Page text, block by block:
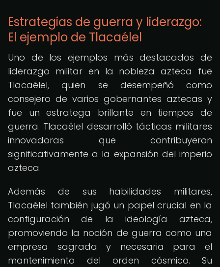
Estrategias de guerra y liderazgo:
El ejemplo de Tlacaélel
Uno de los ejemplos más destacados de
liderazgo militar en la nobleza azteca fue
Tlacaélel, quien se desempeñó como
consejero de varios gobernantes aztecas y
fue un estratega brillante en tiempos de
guerra. Tlacaélel desarrolló tácticas militares
innovadoras que contribuyeron
significativamente a la expansión del imperio
azteca.
Además de sus habilidades militares,
Tlacaélel también jugó un papel crucial en la
configuración de la ideología azteca,
promoviendo la noción de guerra como una
empresa sagrada y necesaria para el
mantenimiento del orden cósmico. Su